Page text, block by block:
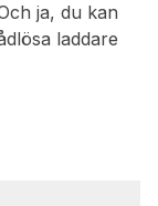
ja, du kan
laddare